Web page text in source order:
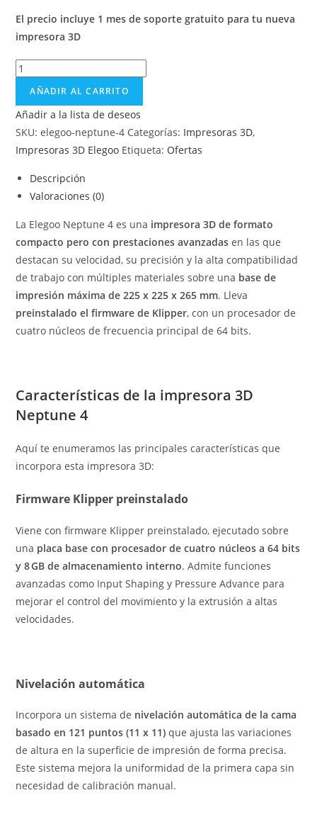
El precio incluye 1 mes de soporte gratuito para tu nueva
impresora 3D
AÑADIR AL CARRITO
Añadir a la lista de deseos
SKU:elegoo-neptune-4 Categorías: Impresoras 3D,
Impresoras 3D Elegoo Etiqueta: Ofertas
Descripción
Valoraciones (0)
La Elegoo Neptune 4 es una impresora 3D de formato
compacto pero con prestaciones avanzadas en las que
destacan su velocidad, su precisión y la alta compatibilidad
de trabajo con múltiples materiales sobre una base de
impresión máxima de 225 x 225 x 265 mm. Lleva
preinstalado el firmware de Klipper, con un procesador de
cuatro núcleos de frecuencia principal de 64 bits.
Características de la impresora 3D
Neptune 4
Aquí te enumeramos las principales características que
incorpora esta impresora 3D:
Firmware Klipper preinstalado
Viene con firmware Klipper preinstalado, ejecutado sobre
una placa base con procesador de cuatro núcleos a 64 bits
y 8 GB de almacenamiento interno. Admite funciones
avanzadas como Input Shaping y Pressure Advance para
mejorar el control del movimiento y la extrusión a altas
velocidades.
Nivelación automática
Incorpora un sistema de nivelación automática de la cama
basado en 121 puntos (11 x 11) que ajusta las variaciones
de altura en la superficie de impresión de forma precisa.
Este sistema mejora la uniformidad de la primera capa sin
necesidad de calibración manual.